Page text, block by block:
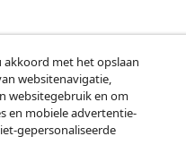
akkoord met het opslaan
websitenavigatie,
websitegebruik en om
en mobiele advertentie-
gepersonaliseerde